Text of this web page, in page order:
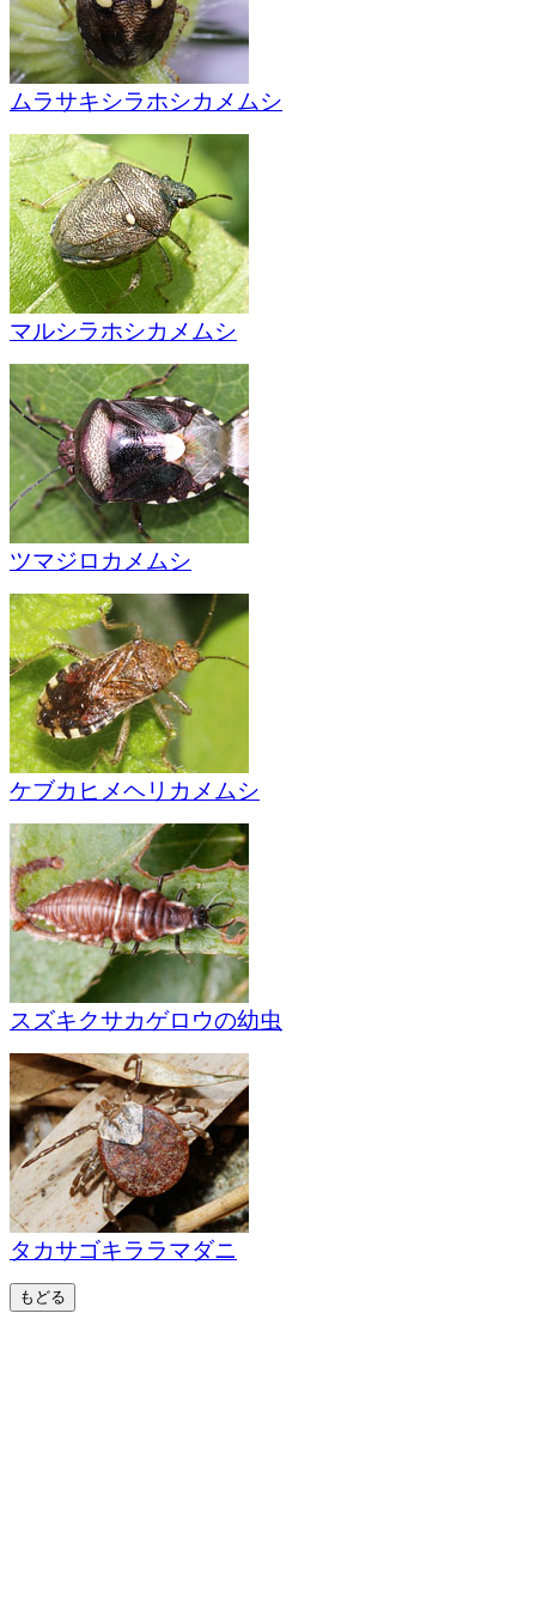
ムラサキシラホシカメムシ
マルシラホシカメムシ
ツマジロカメムシ
ケブカヒメヘリカメムシ
スズキクサカゲロウの幼虫
タカサゴキララマダニ